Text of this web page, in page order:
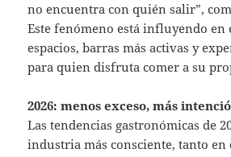
no encuentra con quién salir”,
Este fenómeno está influyendo en
espacios, barras más activas y
para quien disfruta comer a su
2026: menos exceso, más
Las tendencias gastronómicas de
industria más consciente, tanto en